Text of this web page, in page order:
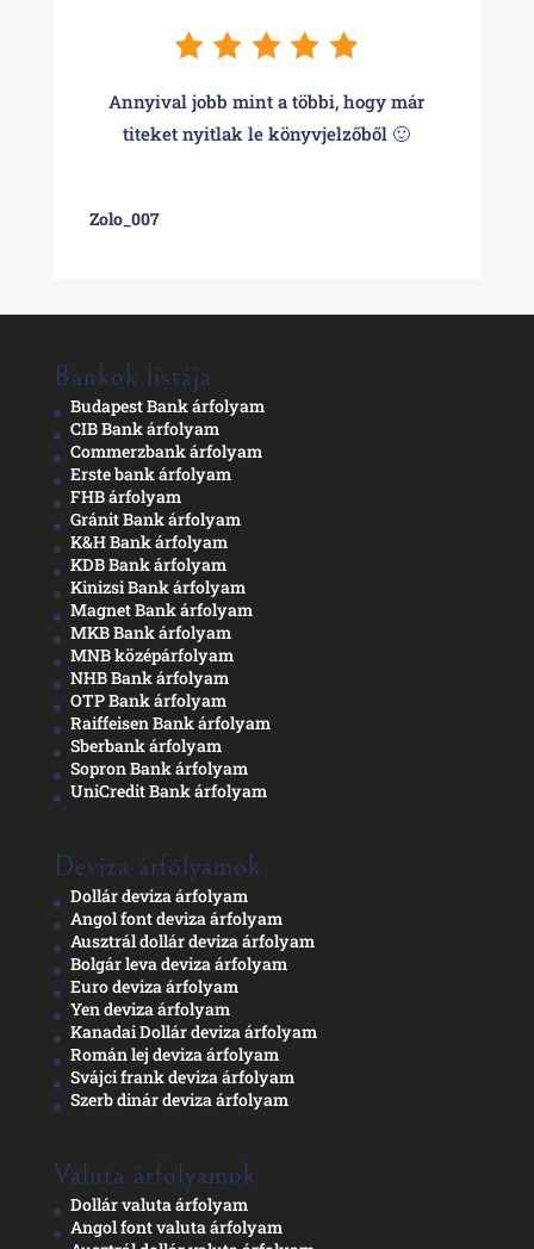
Annyival jobb mint a többi, hogy már
titeket nyitlak le könyvjelzőből 🙂
Zolo_007
Bankok listája
Budapest Bank árfolyam
CIB Bank árfolyam
Commerzbank árfolyam
Erste bank árfolyam
FHB árfolyam
Gránit Bank árfolyam
K&H Bank árfolyam
KDB Bank árfolyam
Kinizsi Bank árfolyam
Magnet Bank árfolyam
MKB Bank árfolyam
MNB középárfolyam
NHB Bank árfolyam
OTP Bank árfolyam
Raiffeisen Bank árfolyam
Sberbank árfolyam
Sopron Bank árfolyam
UniCredit Bank árfolyam
Deviza árfolyamok
Dollár deviza árfolyam
Angol font deviza árfolyam
Ausztrál dollár deviza árfolyam
Bolgár leva deviza árfolyam
Euro deviza árfolyam
Yen deviza árfolyam
Kanadai Dollár deviza árfolyam
Román lej deviza árfolyam
Svájci frank deviza árfolyam
Szerb dinár deviza árfolyam
Valuta árfolyamok
Dollár valuta árfolyam
Angol font valuta árfolyam